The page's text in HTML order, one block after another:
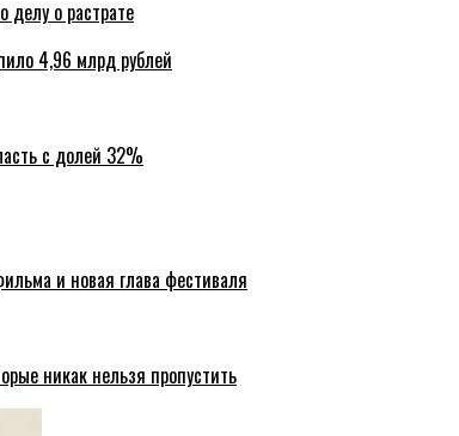
делу о растрате
4,96 млрд рублей
с долей 32%
и новая глава фестиваля
никак нельзя пропустить